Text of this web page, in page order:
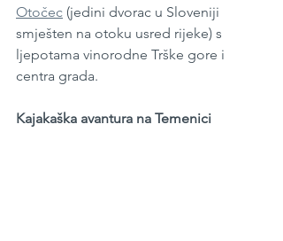
Otočec (jedini dvorac u Sloveniji
smješten na otoku usred rijeke) s
ljepotama vinorodne Trške gore i
centra grada.
Kajakaška avantura na Temenici